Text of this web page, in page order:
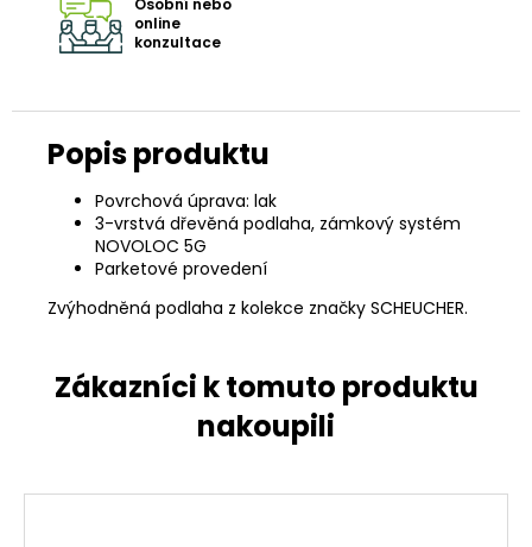
online
konzultace
Povrchová úprava: lak
3-vrstvá dřevěná podlaha, zámkový systém
NOVOLOC 5G
Parketové provedení
Zvýhodněná podlaha z kolekce značky SCHEUCHER.